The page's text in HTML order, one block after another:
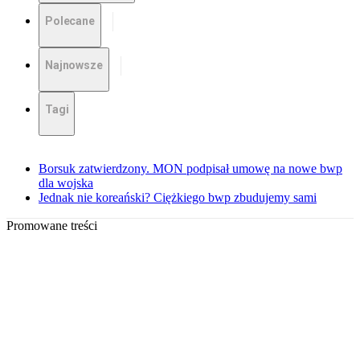
Polecane
Najnowsze
Tagi
Borsuk zatwierdzony. MON podpisał umowę na nowe bwp
dla wojska
Jednak nie koreański? Ciężkiego bwp zbudujemy sami
Promowane treści